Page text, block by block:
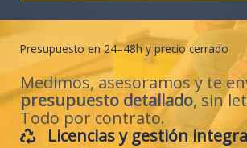
Presupuesto en 24–48h y precio cerrado
Medimos, asesoramos y te
presupuesto detallado, sin
Todo por contrato.
Licencias y gestión